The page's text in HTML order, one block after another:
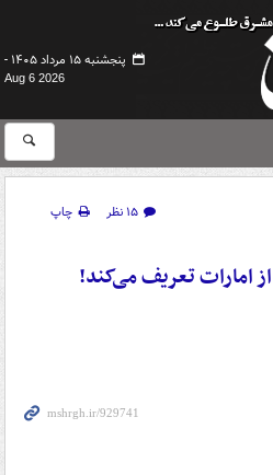
پنجشنبه ۱۵ مرداد ۱۴۰۵ -
Aug 6 2026
۱۵ نظر
چاپ
از امارات تعریف می‌کند!